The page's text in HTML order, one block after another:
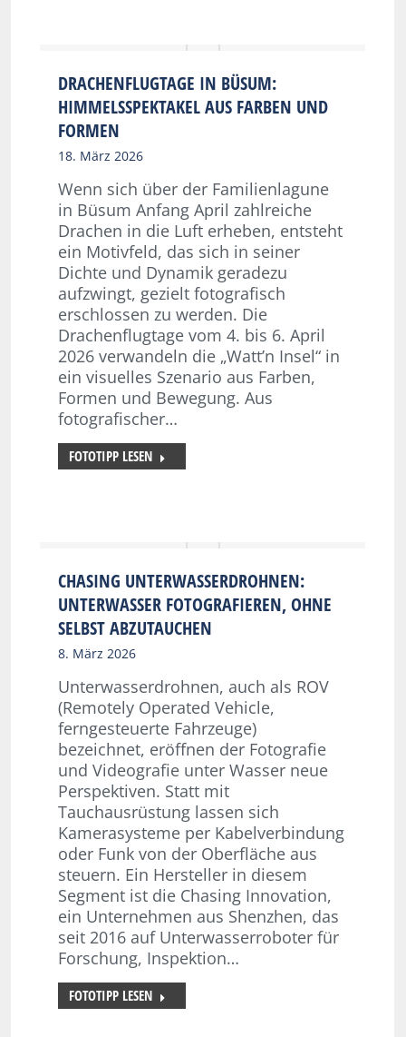
DRACHENFLUGTAGE IN BÜSUM:
HIMMELSSPEKTAKEL AUS FARBEN UND
FORMEN
18. März 2026
Wenn sich über der Familienlagune
in Büsum Anfang April zahlreiche
Drachen in die Luft erheben, entsteht
ein Motivfeld, das sich in seiner
Dichte und Dynamik geradezu
aufzwingt, gezielt fotografisch
erschlossen zu werden. Die
Drachenflugtage vom 4. bis 6. April
2026 verwandeln die „Watt’n Insel“ in
ein visuelles Szenario aus Farben,
Formen und Bewegung. Aus
fotografischer…
FOTOTIPP LESEN
CHASING UNTERWASSERDROHNEN:
UNTERWASSER FOTOGRAFIEREN, OHNE
SELBST ABZUTAUCHEN
8. März 2026
Unterwasserdrohnen, auch als ROV
(Remotely Operated Vehicle,
ferngesteuerte Fahrzeuge)
bezeichnet, eröffnen der Fotografie
und Videografie unter Wasser neue
Perspektiven. Statt mit
Tauchausrüstung lassen sich
Kamerasysteme per Kabelverbindung
oder Funk von der Oberfläche aus
steuern. Ein Hersteller in diesem
Segment ist die Chasing Innovation,
ein Unternehmen aus Shenzhen, das
seit 2016 auf Unterwasserroboter für
Forschung, Inspektion…
FOTOTIPP LESEN